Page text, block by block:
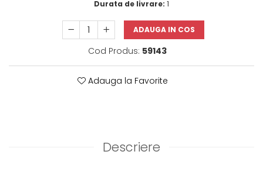
Durata de livrare: 1
ADAUGA IN COS
Cod Produs: 59143
Adauga la Favorite
Descriere